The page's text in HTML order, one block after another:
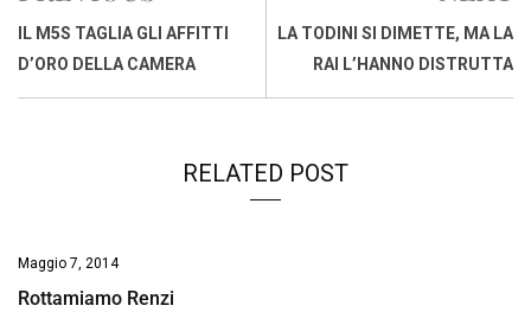
o
o
A
p
d
I
d
i
IL M5S TAGLIA GLI AFFITTI
D’ORO DELLA CAMERA
LA TODINI SI DIMETTE, MA LA
RAI L’HANNO DISTRUTTA
RELATED POST
Maggio 7, 2014
Rottamiamo Renzi